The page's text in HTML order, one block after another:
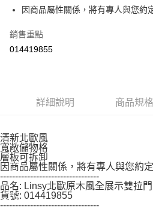
※ 交易是否成功請以「AFTEE先享後付 」
是否繳費成功／繳費後需取消欲退款等相
【注意事項】
https://aftee.tw/terms/#terms3
任。
４．使用「AFTEE先享後付」時，將依據
時審查核予不同之上限額度；若仍有額度不
請求用戶進行身份認證。
５．嚴禁一人註冊多個帳號或使用他人資訊
恩沛科技股份有限公司將有權停止該用戶
因商品屬性關係，將有專人與您約
銷售重點
014419855
詳細說明 商品規格
清新北歐風
寬敞儲物格
層板可拆卸
因商品屬性關係，將有專人與您約
---------------------------------
品名: Linsy北歐原木風全展示雙拉
貨號: 014419855
---------------------------------